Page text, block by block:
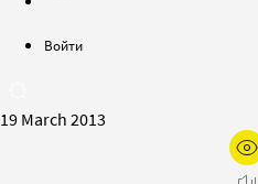
Войти
19 March 2013